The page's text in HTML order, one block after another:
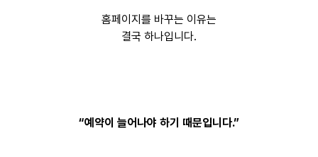
홈페이지를 바꾸는 이유는
결국 하나입니다.
“예약이 늘어나야 하기 때문입니다.”